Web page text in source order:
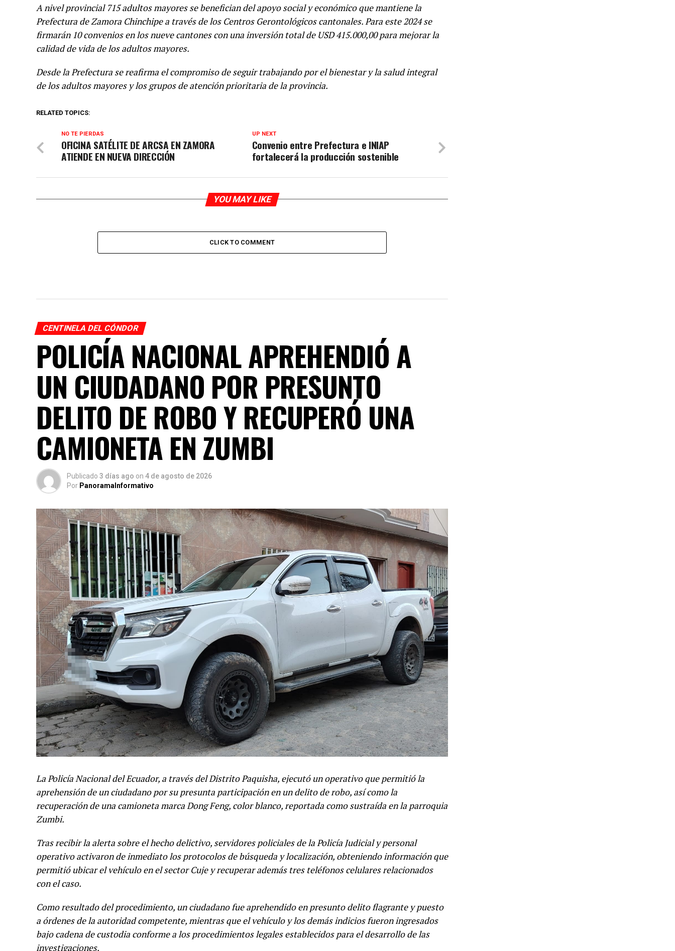
A nivel provincial 715 adultos mayores se benefician del apoyo social y económico que mantiene la
Prefectura de Zamora Chinchipe a través de los Centros Gerontológicos cantonales. Para este 2024 se
firmarán 10 convenios en los nueve cantones con una inversión total de USD 415.000,00 para mejorar la
calidad de vida de los adultos mayores.
Desde la Prefectura se reafirma el compromiso de seguir trabajando por el bienestar y la salud integral
de los adultos mayores y los grupos de atención prioritaria de la provincia.
RELATED TOPICS:
UP NEXT
Convenio entre Prefectura e INIAP
fortalecerá la producción sostenible
NO TE PIERDAS
OFICINA SATÉLITE DE ARCSA EN ZAMORA
ATIENDE EN NUEVA DIRECCIÓN
YOU MAY LIKE
CLICK TO COMMENT
CENTINELA DEL CÓNDOR
POLICÍA NACIONAL APREHENDIÓ A
UN CIUDADANO POR PRESUNTO
DELITO DE ROBO Y RECUPERÓ UNA
CAMIONETA EN ZUMBI
Publicado 3 días ago on 4 de agosto de 2026
Por PanoramaInformativo
La Policía Nacional del Ecuador, a través del Distrito Paquisha, ejecutó un operativo que permitió la
aprehensión de un ciudadano por su presunta participación en un delito de robo, así como la
recuperación de una camioneta marca Dong Feng, color blanco, reportada como sustraída en la parroquia
Zumbi.
Tras recibir la alerta sobre el hecho delictivo, servidores policiales de la Policía Judicial y personal
operativo activaron de inmediato los protocolos de búsqueda y localización, obteniendo información que
permitió ubicar el vehículo en el sector Cuje y recuperar además tres teléfonos celulares relacionados
con el caso.
Como resultado del procedimiento, un ciudadano fue aprehendido en presunto delito flagrante y puesto
a órdenes de la autoridad competente, mientras que el vehículo y los demás indicios fueron ingresados
bajo cadena de custodia conforme a los procedimientos legales establecidos para el desarrollo de las
investigaciones.